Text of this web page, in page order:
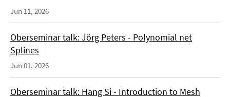
Jun 11, 2026
Oberseminar talk: Jörg Peters - Polynomial net
Splines
Jun 01, 2026
Oberseminar talk: Hang Si - Introduction to Mesh